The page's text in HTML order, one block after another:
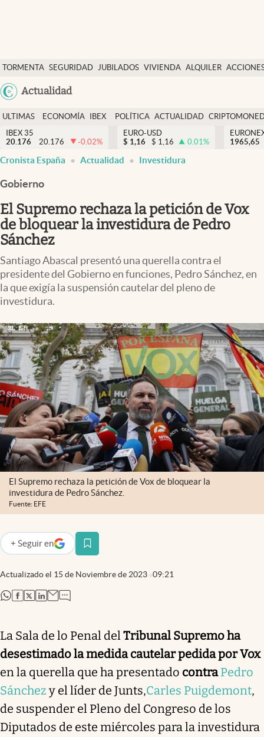
TORMENTA SEGURIDAD JUBILADOS VIVIENDA ALQUILER
USA
Actualidad
Economía y finanzas
Política
Actualidad
Criptomonedas
España
ULTIMAS
NOTICIAS
ECONOMÍA
FINANZAS
IBEX
EURO
POLÍTICA ACTUALIDAD
IBEX 35
20.176
20.176 -0.02%
EURO-USD
$ 1,16 $ 1,16 0.01%
1965,65
Cronista España Actualidad Investidura
Gobierno
El Supremo rechaza la petición de Vox
de bloquear la investidura de Pedro
Sánchez
Santiago Abascal presentó una querella contra el
presidente del Gobierno en funciones, Pedro Sánchez, en
la que exigía la suspensión cautelar del pleno de
investidura.
El Supremo rechaza la petición de Vox de bloquear la
investidura de Pedro Sánchez.
Fuente: EFE
Actualizado el 15 de Noviembre de 2023 09:21
+ Seguir en
abre en nueva pestaña
abre en nueva pestaña
abre en nueva pestaña
abre en nueva pestaña
abre en nueva pestaña
La Sala de lo Penal delTribunal Supremo ha
desestimado la medida cautelar pedida por Vox
en la querella que ha presentado contraPedro
Sánchez y el líder de Junts,Carles Puigdemont,
de suspender el Pleno del Congreso de los
Diputados de este miércoles para la investidura